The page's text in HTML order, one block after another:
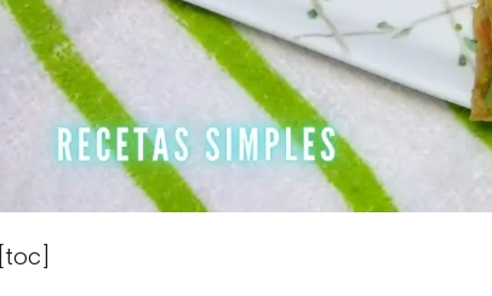
[toc]